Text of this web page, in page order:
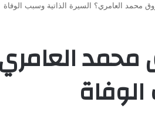
محمد العامري؟ السيرة الذاتية وسبب الوفاة